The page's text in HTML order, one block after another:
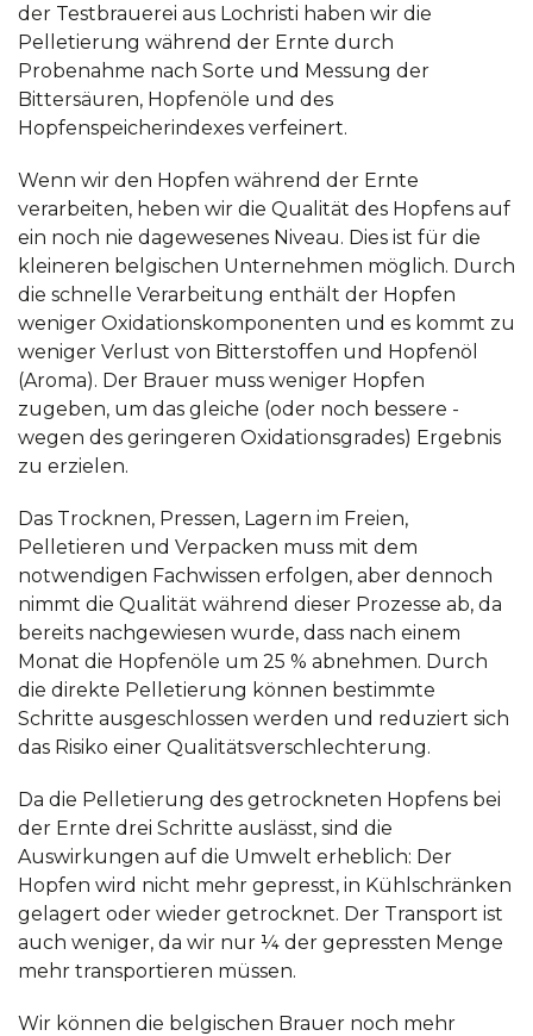
der Testbrauerei aus Lochristi haben wir die
Pelletierung während der Ernte durch
Probenahme nach Sorte und Messung der
Bittersäuren, Hopfenöle und des
Hopfenspeicherindexes verfeinert.
Wenn wir den Hopfen während der Ernte
verarbeiten, heben wir die Qualität des Hopfens auf
ein noch nie dagewesenes Niveau. Dies ist für die
kleineren belgischen Unternehmen möglich. Durch
die schnelle Verarbeitung enthält der Hopfen
weniger Oxidationskomponenten und es kommt zu
weniger Verlust von Bitterstoffen und Hopfenöl
(Aroma). Der Brauer muss weniger Hopfen
zugeben, um das gleiche (oder noch bessere -
wegen des geringeren Oxidationsgrades) Ergebnis
zu erzielen.
Das Trocknen, Pressen, Lagern im Freien,
Pelletieren und Verpacken muss mit dem
notwendigen Fachwissen erfolgen, aber dennoch
nimmt die Qualität während dieser Prozesse ab, da
bereits nachgewiesen wurde, dass nach einem
Monat die Hopfenöle um 25 % abnehmen. Durch
die direkte Pelletierung können bestimmte
Schritte ausgeschlossen werden und reduziert sich
das Risiko einer Qualitätsverschlechterung.
Da die Pelletierung des getrockneten Hopfens bei
der Ernte drei Schritte auslässt, sind die
Auswirkungen auf die Umwelt erheblich: Der
Hopfen wird nicht mehr gepresst, in Kühlschränken
gelagert oder wieder getrocknet. Der Transport ist
auch weniger, da wir nur ¼ der gepressten Menge
mehr transportieren müssen.
Wir können die belgischen Brauer noch mehr